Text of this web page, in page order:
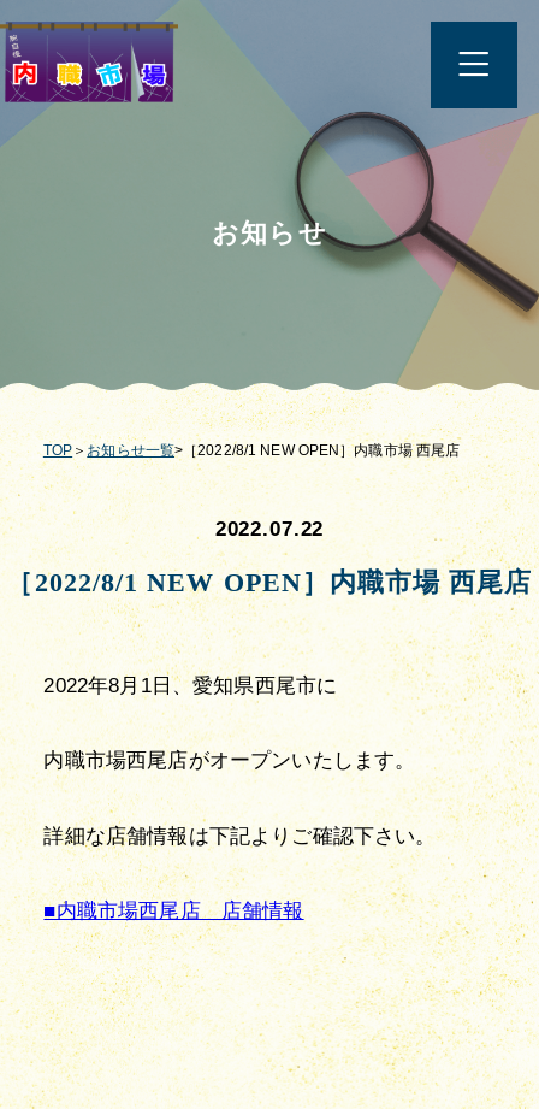
お知らせ
TOP ＞ お知らせ一覧>［2022/8/1 NEW OPEN］内職市場 西尾店
2022.07.22
［2022/8/1 NEW OPEN］内職市場 西尾店
2022年8月1日、愛知県西尾市に
内職市場西尾店がオープンいたします。
詳細な店舗情報は下記よりご確認下さい。
■内職市場西尾店　店舗情報